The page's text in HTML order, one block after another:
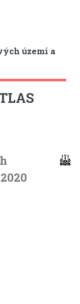
území a